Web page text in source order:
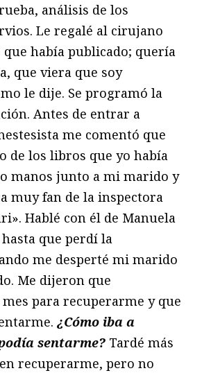
análisis de los
Le regalé al cirujano
había publicado; quería
que viera que soy
le dije. Se programó la
Antes de entrar a
me comentó que
de los libros que yo había
manos junto a mi marido y
muy fan de la inspectora
Hablé con él de Manuela
que perdí la
me desperté mi marido
Me dijeron que
para recuperarme y que
¿Cómo iba a
sentarme? Tardé más
recuperarme, pero no